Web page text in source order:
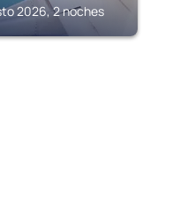
2026, 2 noches